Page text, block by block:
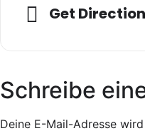
Get
Schreibe
Deine E-Mail-Adresse